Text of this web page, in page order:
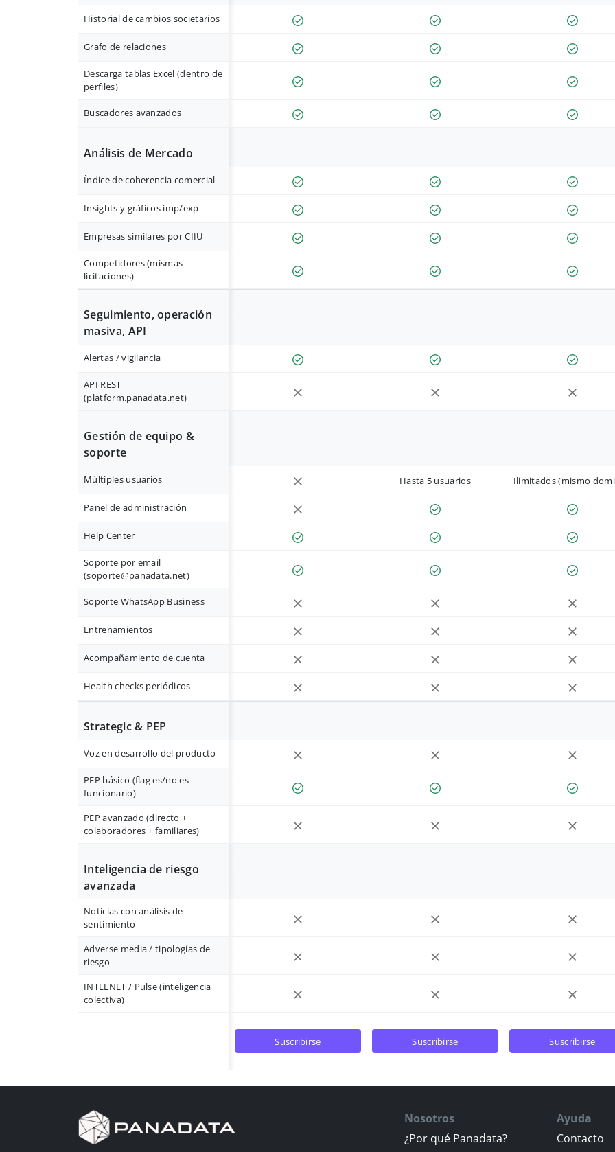
Historial de cambios societarios
Grafo de relaciones
Descarga tablas Excel (dentro de
perfiles)
Buscadores avanzados
Análisis de Mercado
Índice de coherencia comercial
Insights y gráficos imp/exp
Empresas similares por CIIU
Competidores (mismas
licitaciones)
Seguimiento, operación
masiva, API
Alertas / vigilancia
API REST
(platform.panadata.net)
Gestión de equipo &
soporte
Múltiples usuarios Hasta 5 usuarios Ilimitados (mismo
Panel de administración
Help Center
Soporte por email
(soporte@panadata.net)
Soporte WhatsApp Business
Entrenamientos
Acompañamiento de cuenta
Health checks periódicos
Strategic & PEP
Voz en desarrollo del producto
PEP básico (flag es/no es
funcionario)
PEP avanzado (directo +
colaboradores + familiares)
Inteligencia de riesgo
avanzada
Noticias con análisis de
sentimiento
Adverse media / tipologías de
riesgo
INTELNET / Pulse (inteligencia
colectiva)
suscribirse suscribirse suscribirse
Nosotros
¿Por qué Panadata?
Ayuda
Contacto